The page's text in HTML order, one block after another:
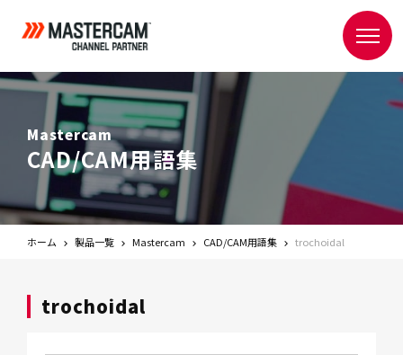
Mastercam
CAD/CAM用語集
ホーム 製品一覧 Mastercam CAD/CAM用語集 trochoidal
trochoidal